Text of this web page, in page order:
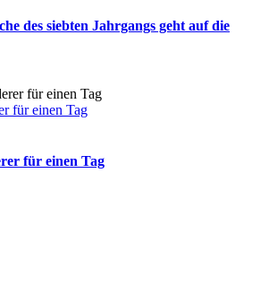
des siebten Jahrgangs geht auf die
für einen Tag
für einen Tag